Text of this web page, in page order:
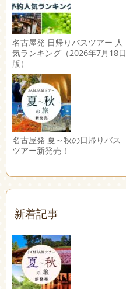
名古屋発 日帰りバスツアー 人
気ランキング（2026年7月18日
版）
名古屋発 夏～秋の日帰りバス
ツアー新発売！
新着記事